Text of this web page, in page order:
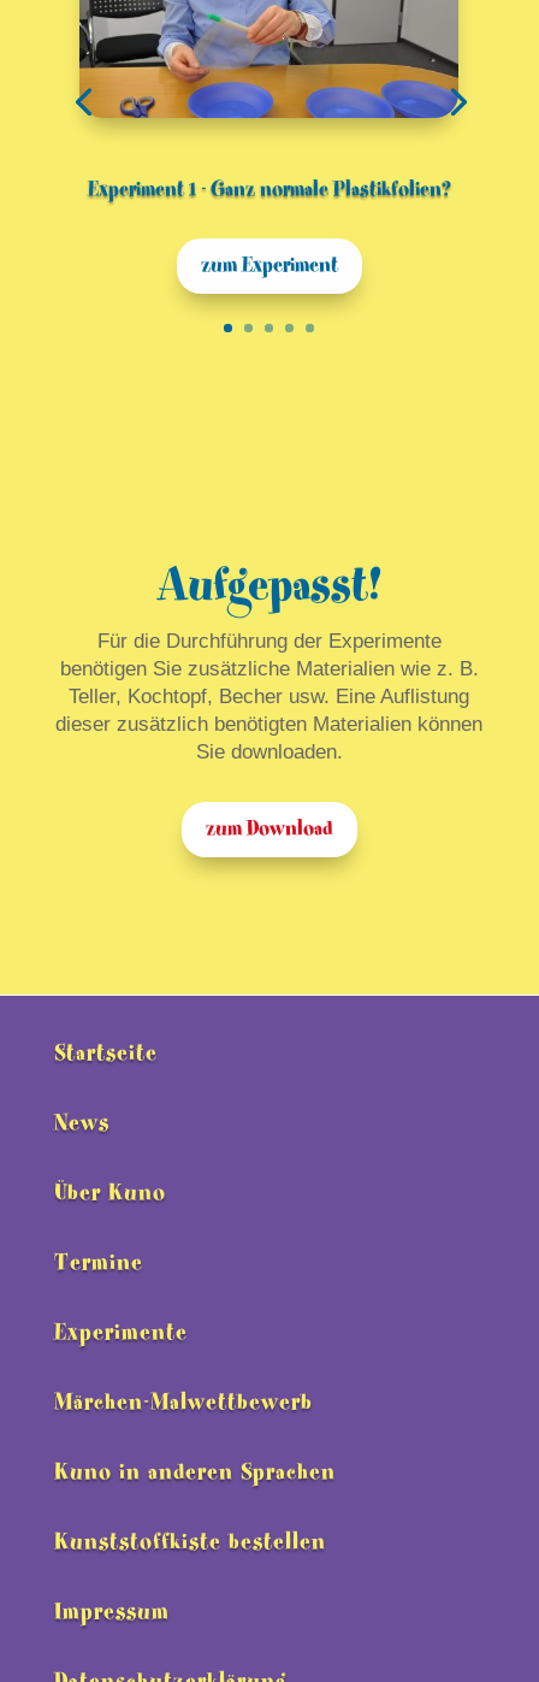
Experiment 1 - Ganz normale Plastikfolien?
zum Experiment
Aufgepasst!
Für die Durchführung der Experimente
benötigen Sie zusätzliche Materialien wie z. B.
Teller, Kochtopf, Becher usw. Eine Auflistung
dieser zusätzlich benötigten Materialien können
Sie downloaden.
zum Download
Startseite
News
Über Kuno
Termine
Experimente
Märchen-Malwettbewerb
Kuno in anderen Sprachen
Kunststoffkiste bestellen
Impressum